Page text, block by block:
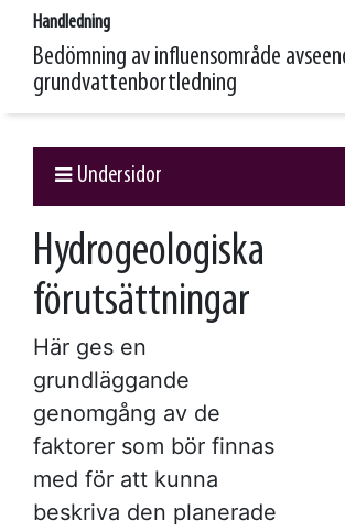
Handledning
Bedömning av influensområde
grundvattenbortledning
Undersidor
Hydrogeologiska
förutsättningar
Här ges en
grundläggande
genomgång av de
faktorer som bör finnas
med för att kunna
beskriva den planerade